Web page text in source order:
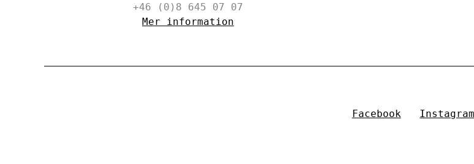
+46 (0)8 645 07 07
Mer information
Facebook Instagram